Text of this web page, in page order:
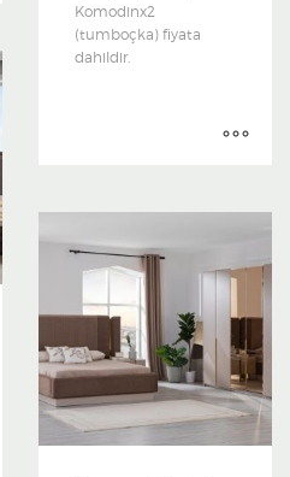
Komodinx2
(tumboçka) fiyata
dahildir.